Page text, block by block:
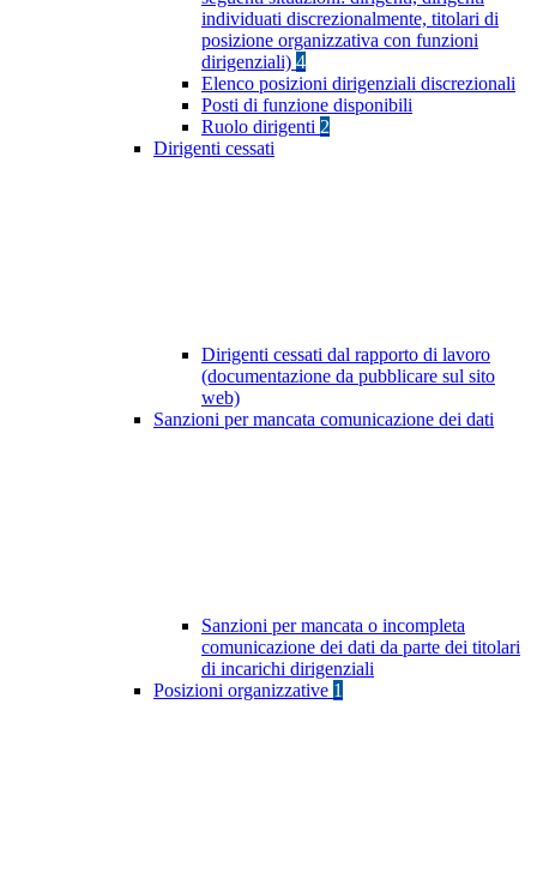
individuati discrezionalmente, titolari di
posizione organizzativa con funzioni
dirigenziali) 4
Elenco posizioni dirigenziali discrezionali
Posti di funzione disponibili
Ruolo dirigenti 2
Dirigenti cessati
Dirigenti cessati dal rapporto di lavoro
(documentazione da pubblicare sul sito
web)
Sanzioni per mancata comunicazione dei dati
Sanzioni per mancata o incompleta
comunicazione dei dati da parte dei titolari
di incarichi dirigenziali
Posizioni organizzative 1